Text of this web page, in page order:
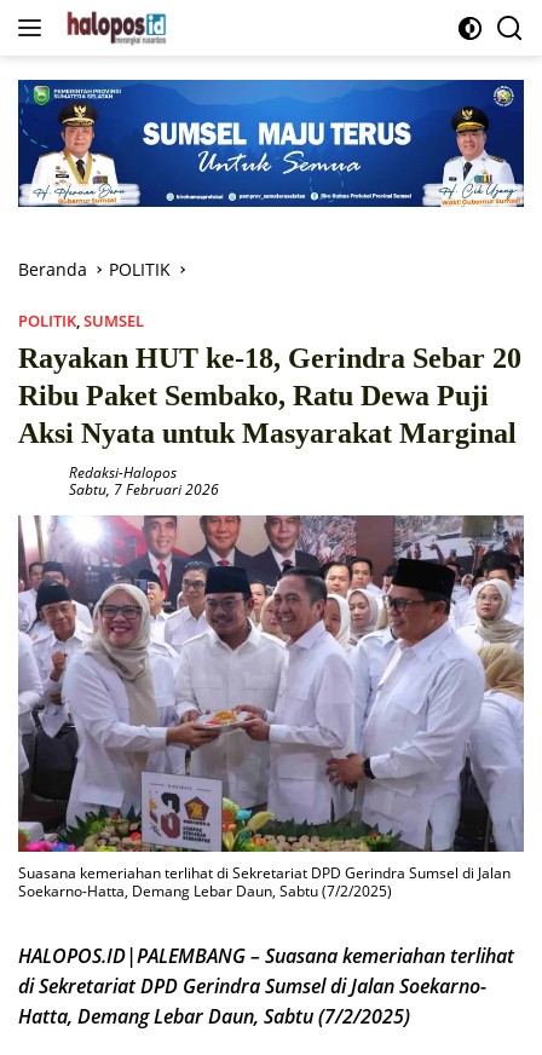
Langsung
Beranda POLITIK
POLITIK SUMSEL
Rayakan HUT ke-18, Gerindra Sebar 20
Ribu Paket Sembako, Ratu Dewa Puji
Aksi Nyata untuk Masyarakat Marginal
Redaksi-Halopos
Sabtu, 7 Februari 2026
Suasana kemeriahan terlihat di Sekretariat DPD Gerindra Sumsel di Jalan
Soekarno-Hatta, Demang Lebar Daun, Sabtu (7/2/2025)
HALOPOS.ID|PALEMBANG – Suasana kemeriahan terlihat
di Sekretariat DPD Gerindra Sumsel di Jalan Soekarno-
Hatta, Demang Lebar Daun, Sabtu (7/2/2025)